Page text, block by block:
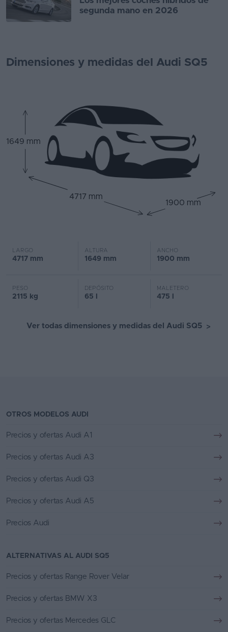
segunda mano en 2026
Dimensiones y medidas del Audi SQ5
1649 mm
4717 mm
1900 mm
LARGO
4717 mm
ALTURA
1649 mm
ANCHO
1900 mm
PESO
2115 kg
DEPÓSITO
65 l
MALETERO
475 l
Ver todas dimensiones y medidas del Audi SQ5 >
OTROS MODELOS AUDI
Precios y ofertas Audi A1
Precios y ofertas Audi A3
Precios y ofertas Audi Q3
Precios y ofertas Audi A5
Precios Audi
ALTERNATIVAS AL AUDI SQ5
Precios y ofertas Range Rover Velar
Precios y ofertas BMW X3
Precios y ofertas Mercedes GLC